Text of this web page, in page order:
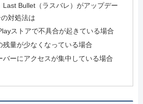
Last Bullet（ラスバレ）がアップデー
対処法は
ストアで不具合が起きている場合
残量が少なくなっている場合
バーにアクセスが集中している場合